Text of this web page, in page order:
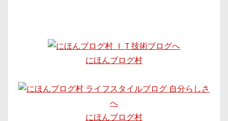
にほんブログ村
にほんブログ村